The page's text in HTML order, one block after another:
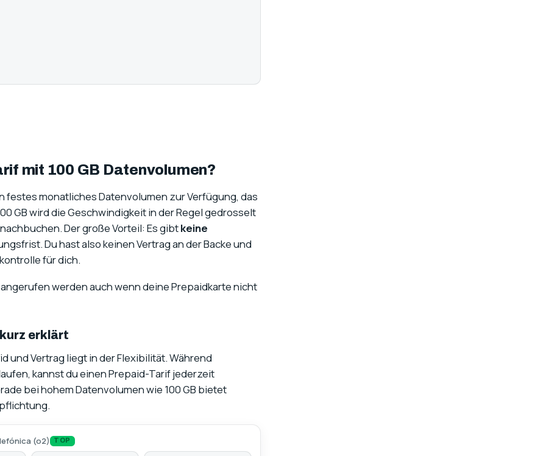
mit 100 GB Datenvolumen?
festes monatliches Datenvolumen zur Verfügung, das
GB wird die Geschwindigkeit in der Regel gedrosselt
Der große Vorteil: Es gibtkeine
Du hast also keinen Vertrag an der Backe und
für dich.
werden auch wenn deine Prepaidkarte nicht
erklärt
und Vertrag liegt in der Flexibilität. Während
kannst du einen Prepaid-Tarif jederzeit
bei hohem Datenvolumen wie 100 GB bietet
(o2) TOP